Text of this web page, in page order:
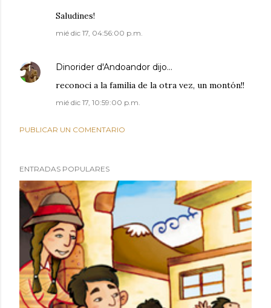
Saludines!
mié dic 17, 04:56:00 p.m.
Dinorider d'Andoandor dijo…
reconoci a la familia de la otra vez, un montón!!
mié dic 17, 10:59:00 p.m.
PUBLICAR UN COMENTARIO
ENTRADAS POPULARES